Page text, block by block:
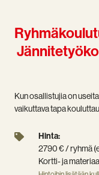
Kun osallistujia on
vaikuttava tapa
Hinta:
2790 € / ryhmä
Kortti- ja
Hinta: